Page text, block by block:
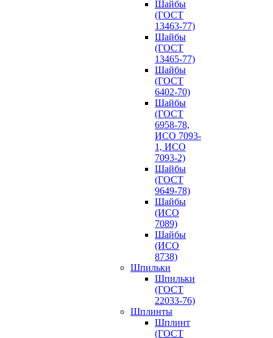
Шайбы
(ГОСТ
13463-77)
Шайбы
(ГОСТ
13465-77)
Шайбы
(ГОСТ
6402-70)
Шайбы
(ГОСТ
6958-78,
ИСО 7093-
1, ИСО
7093-2)
Шайбы
(ГОСТ
9649-78)
Шайбы
(ИСО
7089)
Шайбы
(ИСО
8738)
Шпильки
Шпильки
(ГОСТ
22033-76)
Шплинты
Шплинт
(ГОСТ